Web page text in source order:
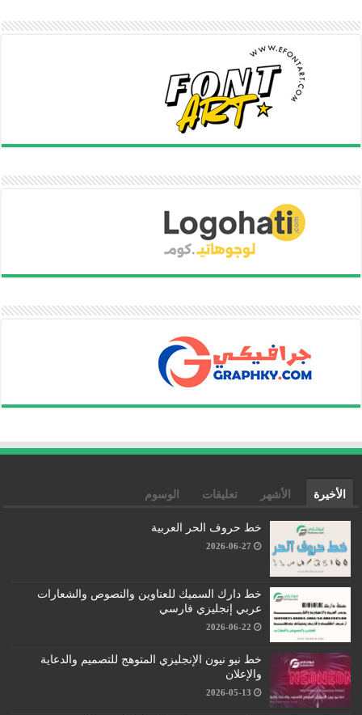
الأخيرة الأشهر تعليقات الوسوم
خط حروف الحر العربية
2026-06-27
خط دارك السميك للعناوين والنصوص والشعارات
عربي إنجليزي فارسي
2026-06-22
خط نيو نيون الإنجليزي المتوهج للتصميم والدعاية
والإعلان
2026-05-13